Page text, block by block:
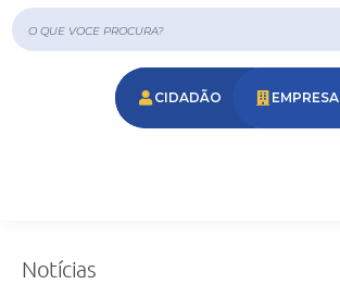
O que voce procura?
CIDADÃO EMPRESA
Notícias